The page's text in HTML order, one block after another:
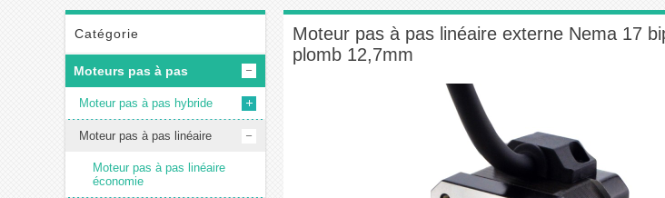
Catégorie
Moteurs pas à pas
Moteur pas à pas hybride
Moteur pas à pas linéaire
Moteur pas à pas linéaire
économie
Moteur pas à pas linéaire externe Nema 17
plomb 12,7mm